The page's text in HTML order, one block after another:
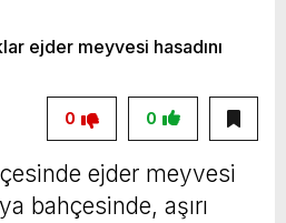
Başkanımız
ziyaret ettik.
yerel yönetimlere
alışverişinde
iş birliğiyle hayata
0
0
ejder meyvesi
bahçesinde, aşırı